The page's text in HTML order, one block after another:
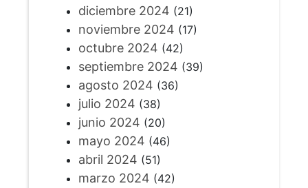
diciembre 2024 (21)
noviembre 2024 (17)
octubre 2024 (42)
septiembre 2024 (39)
agosto 2024 (36)
julio 2024 (38)
junio 2024 (20)
mayo 2024 (46)
abril 2024 (51)
marzo 2024 (42)